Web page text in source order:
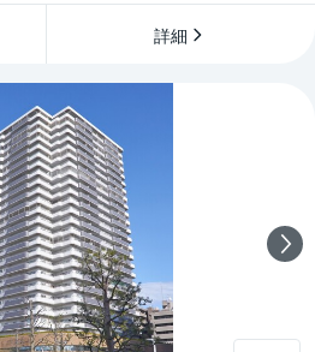
詳細